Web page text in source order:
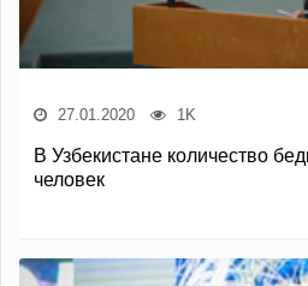
27.01.2020 1K
В Узбекистане количество
человек